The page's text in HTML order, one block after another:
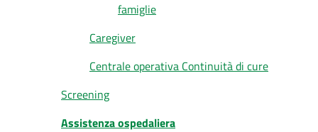
famiglie
Caregiver
Centrale operativa Continuità di cure
Screening
Assistenza ospedaliera